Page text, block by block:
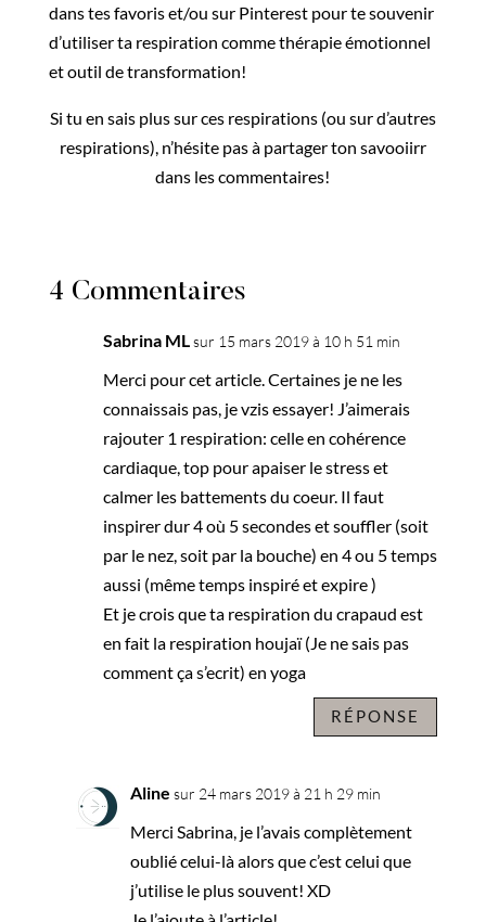
dans tes favoris et/ou sur Pinterest pour te souvenir
d’utiliser ta respiration comme thérapie émotionnel
et outil de transformation!
Si tu en sais plus sur ces respirations (ou sur d’autres
respirations), n’hésite pas à partager ton savooiirr
dans les commentaires!
4 Commentaires
Sabrina MLsur 15 mars 2019 à 10 h 51 min
Merci pour cet article. Certaines je ne les
connaissais pas, je vzis essayer! J’aimerais
rajouter 1 respiration: celle en cohérence
cardiaque, top pour apaiser le stress et
calmer les battements du coeur. Il faut
inspirer dur 4 où 5 secondes et souffler (soit
par le nez, soit par la bouche) en 4 ou 5 temps
aussi (même temps inspiré et expire )
Et je crois que ta respiration du crapaud est
en fait la respiration houjaï (Je ne sais pas
comment ça s’ecrit) en yoga
RÉPONSE
Aline sur 24 mars 2019 à 21 h 29 min
Merci Sabrina, je l’avais complètement
oublié celui-là alors que c’est celui que
j’utilise le plus souvent! XD